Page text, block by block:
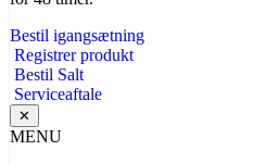
Bestil igangsætning
Registrer produkt
Bestil Salt
Serviceaftale
✕
MENU